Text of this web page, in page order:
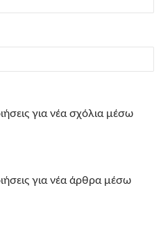
για νέα σχόλια μέσω
για νέα άρθρα μέσω